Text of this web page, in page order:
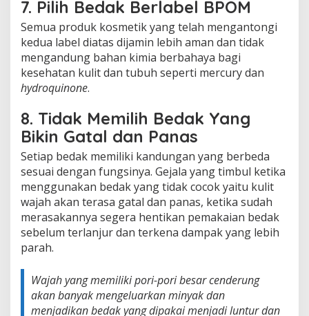
7. Pilih Bedak Berlabel BPOM
Semua produk kosmetik yang telah mengantongi
kedua label diatas dijamin lebih aman dan tidak
mengandung bahan kimia berbahaya bagi
kesehatan kulit dan tubuh seperti mercury dan
hydroquinone.
8. Tidak Memilih Bedak Yang
Bikin Gatal dan Panas
Setiap bedak memiliki kandungan yang berbeda
sesuai dengan fungsinya. Gejala yang timbul ketika
menggunakan bedak yang tidak cocok yaitu kulit
wajah akan terasa gatal dan panas, ketika sudah
merasakannya segera hentikan pemakaian bedak
sebelum terlanjur dan terkena dampak yang lebih
parah.
Wajah yang memiliki pori-pori besar cenderung
akan banyak mengeluarkan minyak dan
menjadikan bedak yang dipakai menjadi luntur dan